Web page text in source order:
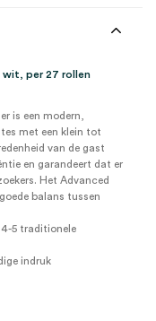
wit, per 27 rollen
is een modern,
met een klein tot
van de gast
en garandeert dat er
Het Advanced
balans tussen
5 traditionele
indruk